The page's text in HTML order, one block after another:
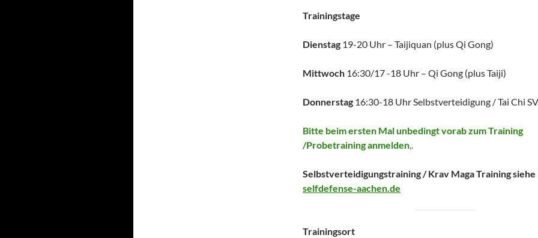
Trainingstage
Dienstag 19-20 Uhr – Taijiquan (plus Qi Gong)
Mittwoch 16:30/17 -18 Uhr – Qi Gong (plus Taiji)
Donnerstag 16:30-18 Uhr Selbstverteidigung / Tai Chi SV
Bitte beim ersten Mal unbedingt vorab zum Training
/Probetraining anmelden,.
Selbstverteidigungstraining / Krav Maga Training siehe
selfdefense-aachen.de
Trainingsort